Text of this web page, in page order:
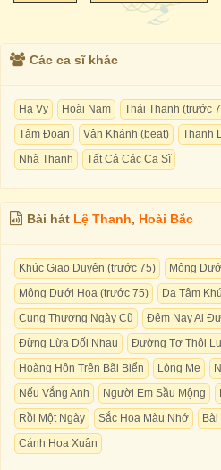
Các ca sĩ khác
Hạ Vy Hoài Nam Thái Thanh (trước
Tâm Đoan
Vân Khánh (beat) Thanh
Nhã Thanh
Tất Cả Các Ca Sĩ
Bài hát Lệ Thanh, Hoài Bắc
Khúc Giao Duyên (trước 75)
Mộng
Mộng Dưới Hoa (trước 75)
Dạ Tâm
Cung Thương Ngày Cũ
Đêm Nay Ai
Đừng Lừa Dối Nhau
Đường Tơ Thôi
Hoàng Hôn Trên Bãi Biển
Lòng Mẹ
Nếu Vắng Anh
Người Em Sầu Mộng
Rồi Một Ngày
Sắc Hoa Màu Nhớ
Cánh Hoa Xuân